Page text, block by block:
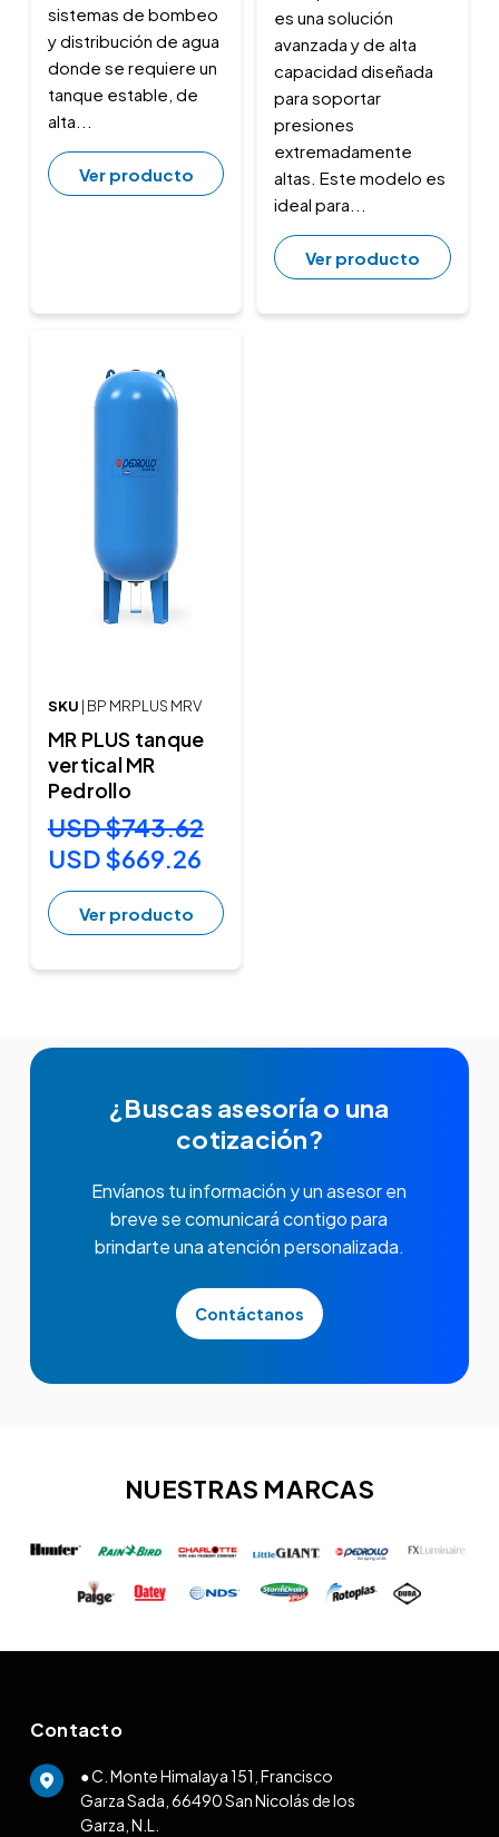
sistemas de bombeo
y distribución de agua
donde se requiere un
tanque estable, de
alta...
Ver producto
es una solución
avanzada y de alta
capacidad diseñada
para soportar
presiones
extremadamente
altas. Este modelo es
ideal para...
Ver producto
SKU | BP MRPLUS MRV
MR PLUS tanque
vertical MR
Pedrollo
USD $743.62
USD $669.26
Ver producto
¿Buscas asesoría o una
cotización?
Envíanos tu información y un asesor en
breve se comunicará contigo para
brindarte una atención personalizada.
Contáctanos
NUESTRAS MARCAS
Contacto
● C. Monte Himalaya 151, Francisco
Garza Sada, 66490 San Nicolás de los
Garza, N.L.